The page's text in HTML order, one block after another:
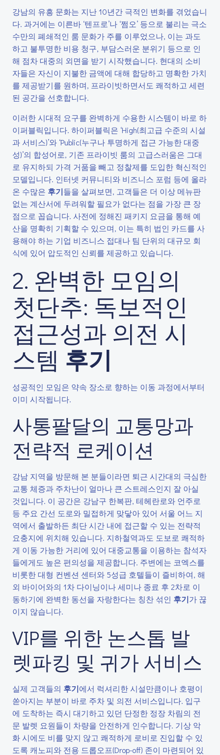
강남의 유흥 문화는 지난 10년간 극적인 변화를 겪었습니
다. 과거에는 이른바 ‘텐프로’나 ‘쩜오’ 등으로 불리는 극소
수만의 폐쇄적인 룸 문화가 주를 이루었으나, 이는 과도
하고 불투명한 비용 청구, 부담스러운 분위기 등으로 인
해 점차 대중의 외면을 받기 시작했습니다. 현대의 소비
자들은 자신이 지불한 금액에 대해 합당하고 명확한 가치
를 제공받기를 원하며, 프라이빗하면서도 쾌적하고 세련
된 공간을 선호합니다.
이러한 시대적 요구를 완벽하게 수용한 시스템이 바로 하
이퍼블릭입니다. 하이퍼블릭은 ‘High(최고급 수준의 시설
과 서비스)’와 ‘Public(누구나 투명하게 접근 가능한 대중
성)’의 합성어로, 기존 프라이빗 룸의 고급스러움은 그대
로 유지하되 가격 거품을 빼고 정찰제를 도입한 혁신적인
모델입니다. 인터넷 커뮤니티와 비즈니스 포럼 등에 올라
온 수많은 후기들을 살펴보면, 고객들은 더 이상 메뉴판
없는 계산서에 두려워할 필요가 없다는 점을 가장 큰 장
점으로 꼽습니다. 사전에 정해진 패키지 요금을 통해 예
산을 명확히 기획할 수 있으며, 이는 특히 법인 카드를 사
용해야 하는 기업 비즈니스 접대나 팀 단위의 대규모 회
식에 있어 압도적인 신뢰를 제공하고 있습니다.
2. 완벽한 모임의
첫단추: 독보적인
접근성과 의전 시
스템 후기
성공적인 모임은 약속 장소로 향하는 이동 과정에서부터
이미 시작됩니다.
사통팔달의 교통망과
전략적 로케이션
강남 지역을 방문해 본 분들이라면 퇴근 시간대의 극심한
교통 체증과 주차난이 얼마나 큰 스트레스인지 잘 아실
것입니다. 이 공간은 강남구 한복판, 테헤란로와 언주로
등 주요 간선 도로와 밀접하게 맞닿아 있어 서울 어느 지
역에서 출발하든 최단 시간 내에 접근할 수 있는 전략적
요충지에 위치해 있습니다. 지하철역과도 도보로 쾌적하
게 이동 가능한 거리에 있어 대중교통을 이용하는 참석자
들에게도 높은 편의성을 제공합니다. 주변에는 코엑스를
비롯한 대형 컨벤션 센터와 5성급 호텔들이 즐비하여, 해
외 바이어와의 1차 다이닝이나 세미나 종료 후 2차로 이
동하기에 완벽한 동선을 자랑한다는 칭찬 섞인 후기가 끊
이지 않습니다.
VIP를 위한 논스톱 발
렛파킹 및 귀가 서비스
실제 고객들의 후기에서 럭셔리한 시설만큼이나 호평이
쏟아지는 부분이 바로 주차 및 의전 서비스입니다. 입구
에 도착하는 즉시 대기하고 있던 단정한 정장 차림의 전
문 발렛 요원들이 차량을 안전하게 인수합니다. 기상 악
화 시에도 비를 맞지 않고 쾌적하게 로비로 진입할 수 있
도록 캐노피와 전용 드롭오프(Drop-off) 존이 마련되어 있